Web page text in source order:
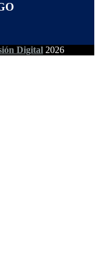
Digital 2026